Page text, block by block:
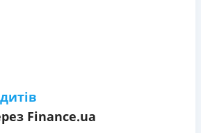
Finance.ua